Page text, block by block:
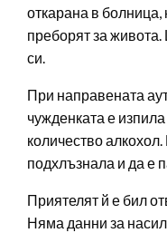
откарана в болница,
преборят за
си.
При направената
чужденката е
количество
подхлъзнала и да е
Приятелят й е бил
Няма данни за